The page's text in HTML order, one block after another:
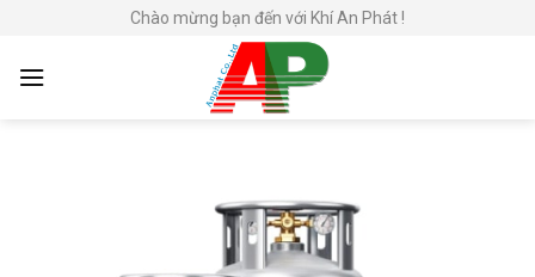
content
Chào mừng bạn đến với Khí An Phát !